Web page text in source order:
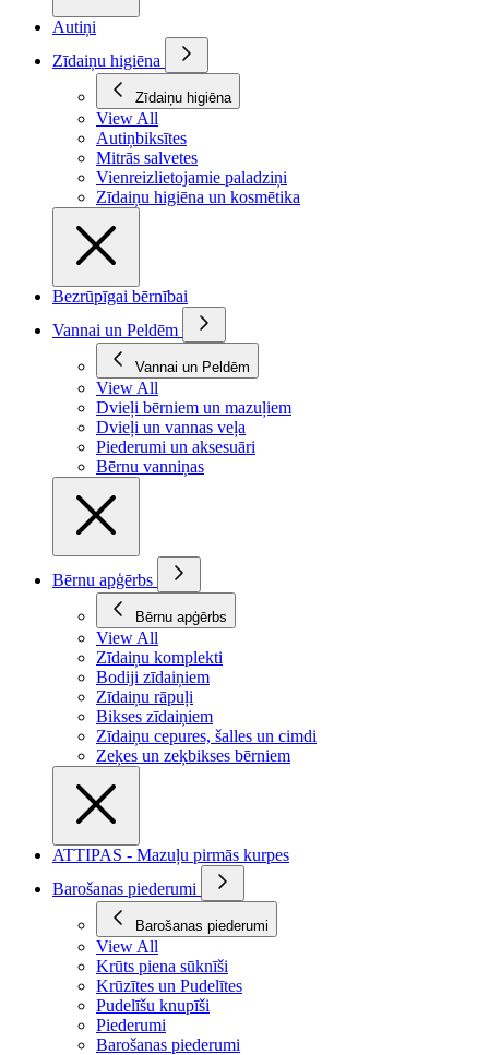
Autiņi
Zīdaiņu higiēna
Zīdaiņu higiēna
View All
Autiņbiksītes
Mitrās salvetes
Vienreizlietojamie paladziņi
Zīdaiņu higiēna un kosmētika
Bezrūpīgai bērnībai
Vannai un Peldēm
Vannai un Peldēm
View All
Dvieļi bērniem un mazuļiem
Dvieļi un vannas veļa
Piederumi un aksesuāri
Bērnu vanniņas
Bērnu apģērbs
Bērnu apģērbs
View All
Zīdaiņu komplekti
Bodiji zīdaiņiem
Zīdaiņu rāpuļi
Bikses zīdaiņiem
Zīdaiņu cepures, šalles un cimdi
Zeķes un zeķbikses bērniem
ATTIPAS - Mazuļu pirmās kurpes
Barošanas piederumi
Barošanas piederumi
View All
Krūts piena sūknīši
Krūzītes un Pudelītes
Pudelīšu knupīši
Piederumi
Barošanas piederumi